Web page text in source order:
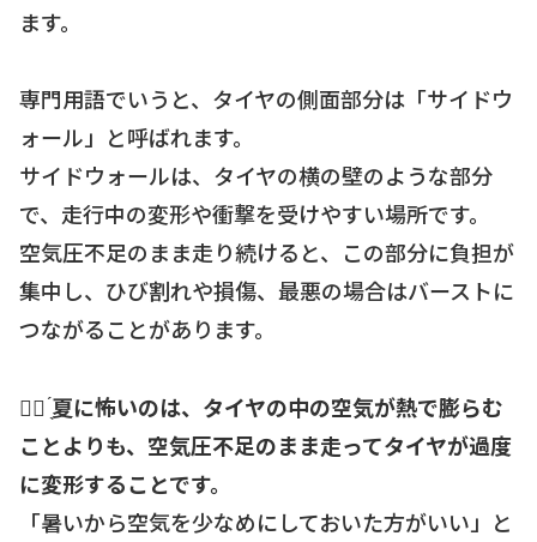
ます。
専門用語でいうと、タイヤの側面部分は「サイドウ
ォール」と呼ばれます。
サイドウォールは、タイヤの横の壁のような部分
で、走行中の変形や衝撃を受けやすい場所です。
空気圧不足のまま走り続けると、この部分に負担が
集中し、ひび割れや損傷、最悪の場合はバーストに
つながることがあります。
☝🏻 ̖́夏に怖いのは、タイヤの中の空気が熱で膨らむ
ことよりも、空気圧不足のまま走ってタイヤが過度
に変形することです。
「暑いから空気を少なめにしておいた方がいい」と